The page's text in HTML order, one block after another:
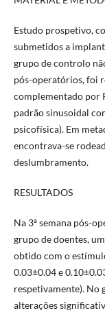
Estudo prospetivo,
submetidos a
grupo de controlo
pós-operatórios, foi
complementado por
padrão sinusoidal
psicofísica). Em
encontrava-se
deslumbramento.
RESULTADOS
Na 3ª semana pós-
grupo de doentes,
obtido com o
0.03±0.04 e
respetivamente). No
alterações